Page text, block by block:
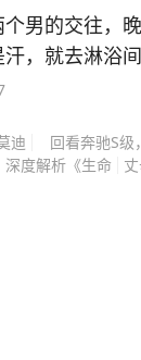
男的交往，
，就去淋浴
听了，这下
成了重伤二级
，
迪 回看奔驰S级，
深度解析《生命